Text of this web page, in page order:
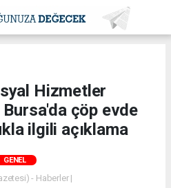
Hizmetler
Bursa'da çöp evde
ilgili açıklama
GENEL
- Haberler |